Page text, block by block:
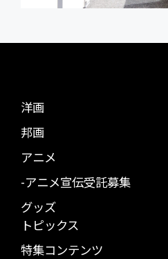
洋画
邦画
アニメ
-アニメ宣伝受託募集
グッズ
トピックス
特集コンテンツ